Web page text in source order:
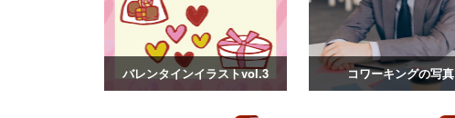
バレンタインイラストvol.3 コワーキングの写真